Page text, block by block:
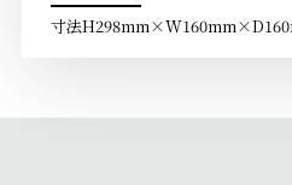
寸法